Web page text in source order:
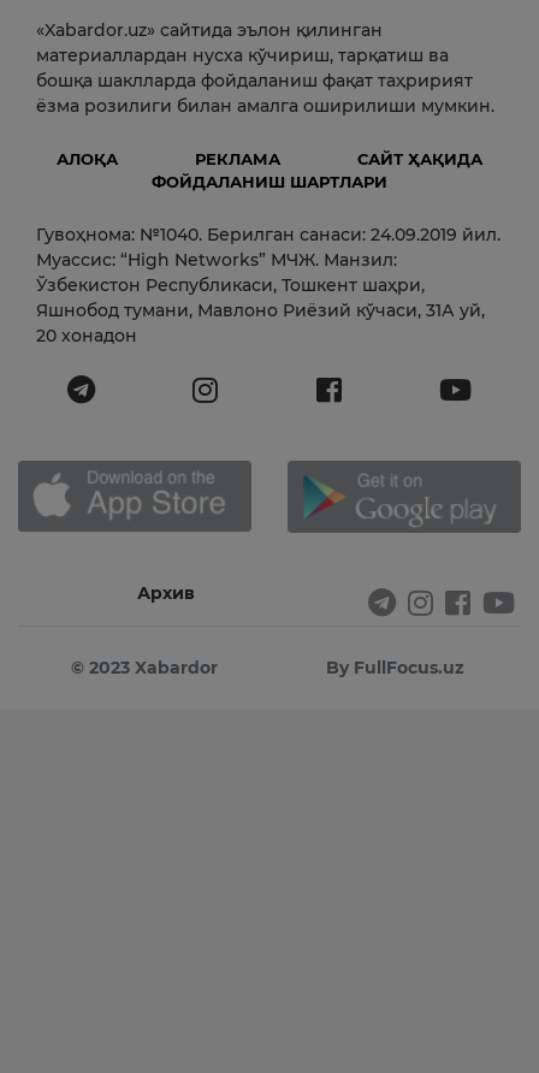
«Xabardor.uz» сайтида эълон қилинган
материаллардан нусха кўчириш, тарқатиш ва
бошқа шаклларда фойдаланиш фақат таҳририят
ёзма розилиги билан амалга оширилиши мумкин.
АЛОҚА РЕКЛАМА
САЙТ ҲАҚИДА
ФОЙДАЛАНИШ ШАРТЛАРИ
Гувоҳнома: №1040. Берилган санаси: 24.09.2019 йил.
Муассис: “High Networks” МЧЖ. Манзил:
Ўзбекистон Республикаси, Тошкент шаҳри,
Яшнобод тумани, Мавлоно Риёзий кўчаси, 31А уй,
20 хонадон
Архив
© 2023 Xabardor By FullFocus.uz